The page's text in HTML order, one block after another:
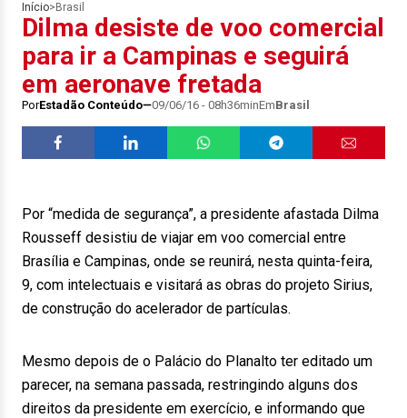
Início> Brasil
Dilma desiste de voo comercial
para ir a Campinas e seguirá
em aeronave fretada
PorEstadão Conteúdo 09/06/16 - 08h36minEmBrasil
Por “medida de segurança”, a presidente afastada Dilma
Rousseff desistiu de viajar em voo comercial entre
Brasília e Campinas, onde se reunirá, nesta quinta-feira,
9, com intelectuais e visitará as obras do projeto Sirius,
de construção do acelerador de partículas.
Mesmo depois de o Palácio do Planalto ter editado um
parecer, na semana passada, restringindo alguns dos
direitos da presidente em exercício, e informando que